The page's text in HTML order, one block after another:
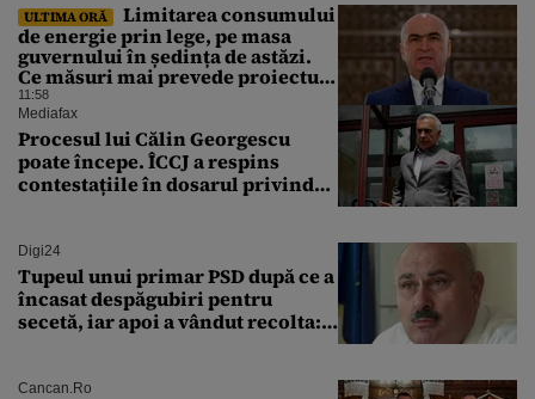
ULTIMA ORĂ
Limitarea consumului
de energie prin lege, pe masa
guvernului în ședința de astăzi.
Ce măsuri mai prevede proiectul
în caz de pandemie, cutremur sau
conflict armat
11:58
Mediafax
Procesul lui Călin Georgescu
poate începe. ÎCCJ a respins
contestațiile în dosarul privind
Digi24
Tupeul unui primar PSD după ce a
încasat despăgubiri pentru
secetă, iar apoi a vândut recolta:
Cancan.ro